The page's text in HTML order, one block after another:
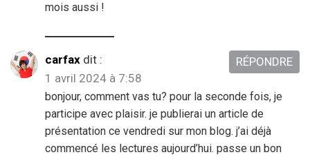
mois aussi !
carfax dit :
1 avril 2024 à 7:58
bonjour, comment vas tu? pour la seconde fois, je
participe avec plaisir. je publierai un article de
présentation ce vendredi sur mon blog. j’ai déjà
commencé les lectures aujourd’hui. passe un bon
RÉPONDRE